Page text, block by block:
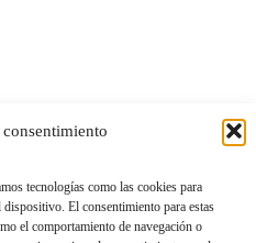
tecnologías como las cookies para
El consentimiento para estas
el comportamiento de navegación o